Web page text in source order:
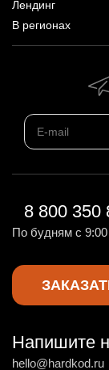
Лендинг
В регионах
8 800 350
По будням с
Напишите
hello@hardkod.ru